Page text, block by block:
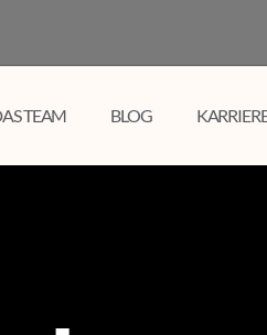
TEAM BLOG